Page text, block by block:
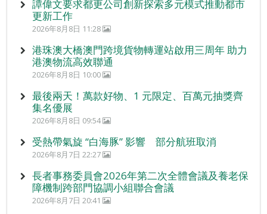
譚偉文要求都更公司創新探索多元模式推動都市
更新工作
2026年8月8日 11:28
港珠澳大橋澳門跨境貨物轉運站啟用三周年 助力
港澳物流高效聯通
2026年8月8日 10:00
最後兩天！萬款好物、1 元限定、百萬元抽獎齊
集名優展
2026年8月8日 09:54
受熱帶氣旋 “白海豚” 影響 部分航班取消
2026年8月7日 22:27
長者事務委員會2026年第二次全體會議及養老保
障機制跨部門協調小組聯合會議
2026年8月7日 20:41